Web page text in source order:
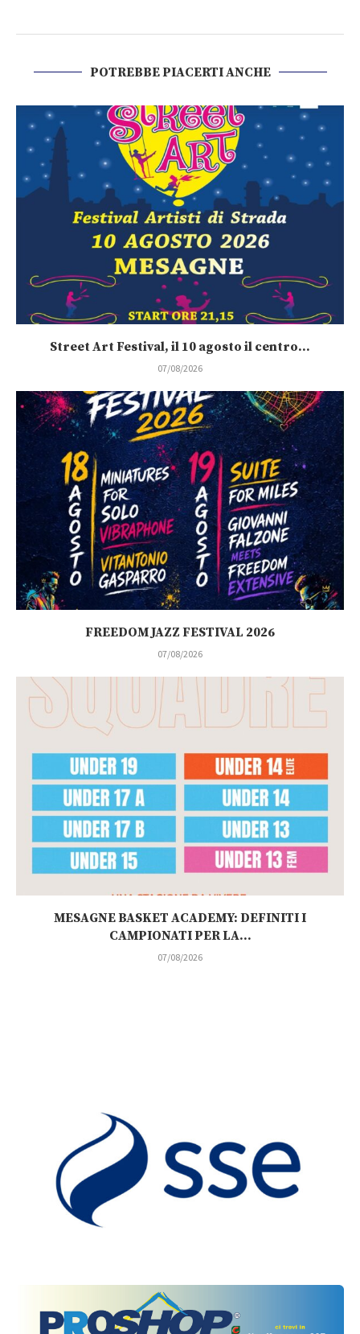
POTREBBE PIACERTI ANCHE
Street Art Festival, il 10 agosto il centro...
07/08/2026
FREEDOM JAZZ FESTIVAL 2026
07/08/2026
MESAGNE BASKET ACADEMY: DEFINITI I
CAMPIONATI PER LA...
07/08/2026